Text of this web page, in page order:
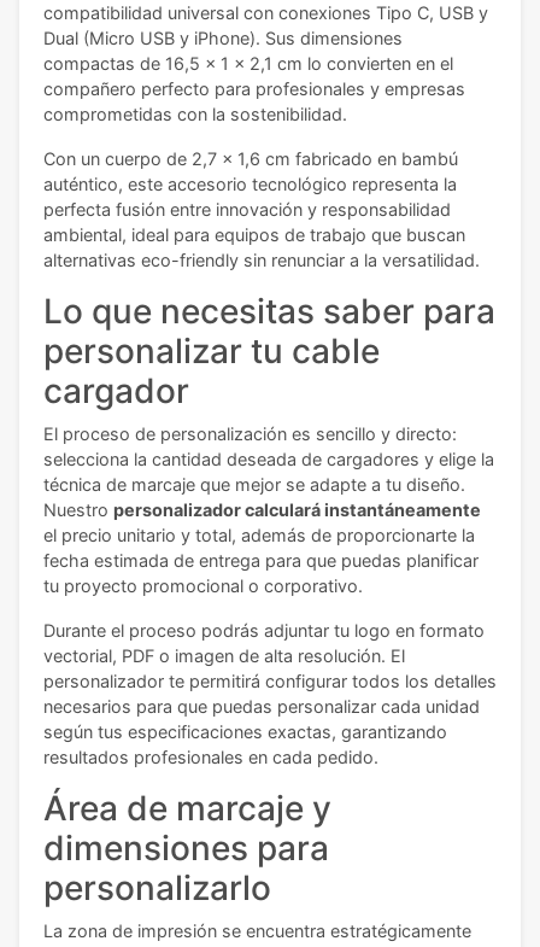
compatibilidad universal con conexiones Tipo C, USB y
Dual (Micro USB y iPhone). Sus dimensiones
compactas de 16,5 x 1 x 2,1 cm lo convierten en el
compañero perfecto para profesionales y empresas
comprometidas con la sostenibilidad.
Con un cuerpo de 2,7 x 1,6 cm fabricado en bambú
auténtico, este accesorio tecnológico representa la
perfecta fusión entre innovación y responsabilidad
ambiental, ideal para equipos de trabajo que buscan
alternativas eco-friendly sin renunciar a la versatilidad.
Lo que necesitas saber para
personalizar tu cable
cargador
El proceso de personalización es sencillo y directo:
selecciona la cantidad deseada de cargadores y elige la
técnica de marcaje que mejor se adapte a tu diseño.
Nuestro personalizador calculará instantáneamente
el precio unitario y total, además de proporcionarte la
fecha estimada de entrega para que puedas planificar
tu proyecto promocional o corporativo.
Durante el proceso podrás adjuntar tu logo en formato
vectorial, PDF o imagen de alta resolución. El
personalizador te permitirá configurar todos los detalles
necesarios para que puedas personalizar cada unidad
según tus especificaciones exactas, garantizando
resultados profesionales en cada pedido.
Área de marcaje y
dimensiones para
personalizarlo
La zona de impresión se encuentra estratégicamente